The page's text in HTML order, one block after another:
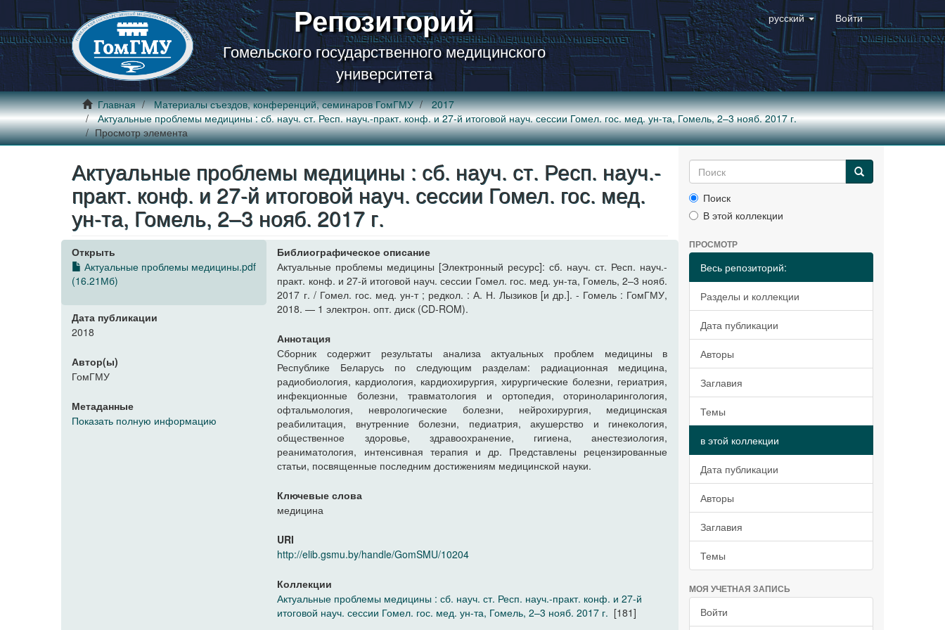
Репозиторий
Гомельского государственного медицинского
университета
русский Войти
Главная Материалы съездов, конференций, семинаров ГомГМУ
2017
Актуальные проблемы медицины : сб. науч. ст. Респ. науч.-практ. конф. и 27-й итоговой науч. сессии Гомел. гос. мед. ун-та, Гомель, 2–3 нояб. 2017 г.
Просмотр элемента
Актуальные проблемы медицины : сб. науч. ст. Респ. науч.-
практ. конф. и 27-й итоговой науч. сессии Гомел. гос. мед.
ун-та, Гомель, 2–3 нояб. 2017 г.
Открыть
Актуальные проблемы медицины.pdf
(16.21Мб)
Дата публикации
2018
Автор(ы)
ГомГМУ
Метаданные
Показать полную информацию
Библиографическое описание
Актуальные проблемы медицины [Электронный ресурс]: сб. науч. ст. Респ. науч.-
практ. конф. и 27-й итоговой науч. сессии Гомел. гос. мед. ун-та, Гомель, 2–3 нояб.
2017 г. / Гомел. гос. мед. ун-т ; редкол. : А. Н. Лызиков [и др.]. - Гомель : ГомГМУ,
2018. — 1 электрон. опт. диск (CD-ROM).
Аннотация
Сборник содержит результаты анализа актуальных проблем медицины в
Республике Беларусь по следующим разделам: радиационная медицина,
радиобиология, кардиология, кардиохирургия, хирургические болезни, гериатрия,
инфекционные болезни, травматология и ортопедия, оториноларингология,
офтальмология, неврологические болезни, нейрохирургия, медицинская
реабилитация, внутренние болезни, педиатрия, акушерство и гинекология,
общественное здоровье, здравоохранение, гигиена, анестезиология,
реаниматология, интенсивная терапия и др. Представлены рецензированные
статьи, посвященные последним достижениям медицинской науки.
Ключевые слова
медицина
URI
http://elib.gsmu.by/handle/GomSMU/10204
Коллекции
Актуальные проблемы медицины : сб. науч. ст. Респ. науч.-практ. конф. и 27-й
итоговой науч. сессии Гомел. гос. мед. ун-та, Гомель, 2–3 нояб. 2017 г. [181]
Поиск
В этой коллекции
ПРОСМОТР
Весь репозиторий:
Разделы и коллекции
Дата публикации
Авторы
Заглавия
Темы
в этой коллекции
Дата публикации
Авторы
Заглавия
Темы
МОЯ УЧЕТНАЯ ЗАПИСЬ
Войти